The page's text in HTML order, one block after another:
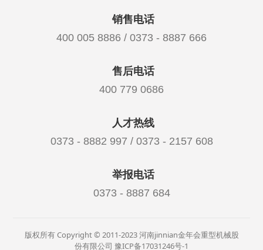
销售电话
400 005 8886 / 0373 - 8887 666
售后电话
400 779 0686
人才热线
0373 - 8882 997 / 0373 - 2157 608
举报电话
0373 - 8887 684
版权所有 Copyright © 2011-2023 河南jinnian金年会重型机械股
份有限公司 豫ICP备17031246号-1